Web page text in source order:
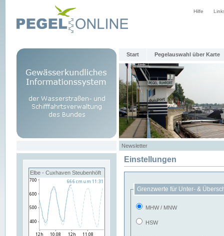
Hilfe
Start Pegelauswahl über Karte
Newsletter
Elbe - Cuxhaven Steubenhöft
Einstellungen
Grenzwerte für Unter- &
MHW / MNW
HSW